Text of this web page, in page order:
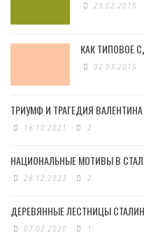
23.02.2015
КАК ТИПОВОЕ
02.03.2015
ТРИУМФ И ТРАГЕДИЯ
16.10.2021 2
НАЦИОНАЛЬНЫЕ МОТИВЫ В
28.12.2023 2
ДЕРЕВЯННЫЕ ЛЕСТНИЦЫ
07.02.2020 1